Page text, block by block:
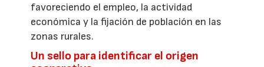
favoreciendo el empleo, la actividad
económica y la fijación de población en las
zonas rurales.
Un sello para identificar el origen